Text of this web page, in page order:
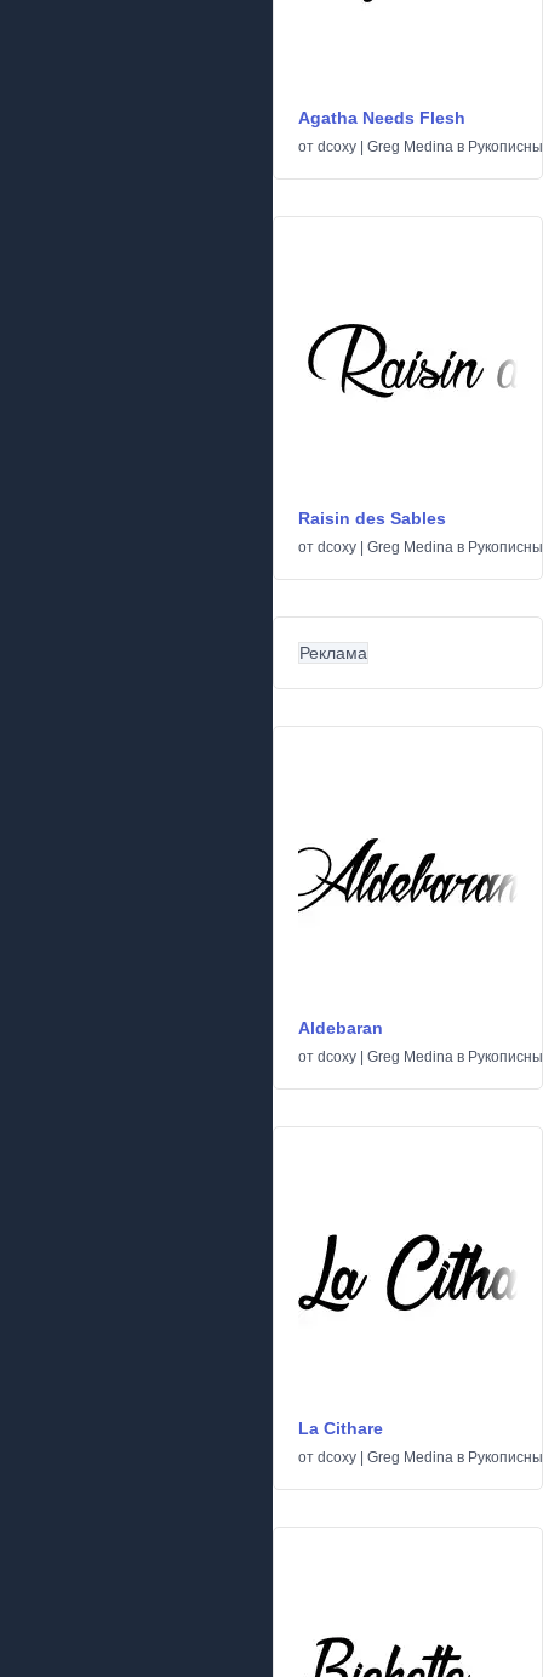
Agatha Needs Flesh
от dcoxy | Greg Medina в
Raisin des Sables
от dcoxy | Greg Medina в
Реклама
Aldebaran
от dcoxy | Greg Medina в
La Cithare
от dcoxy | Greg Medina в